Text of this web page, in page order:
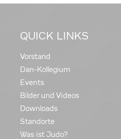
QUICK LINKS
Vorstand
Dan-Kollegium
Events
Bilder und Videos
Downloads
Standorte
Was ist Judo?